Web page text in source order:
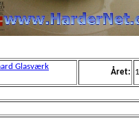
Glasværk
Året: